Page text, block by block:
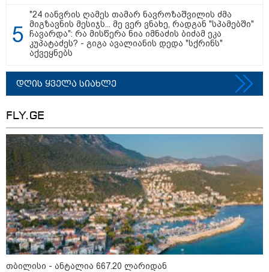
უპილოტო საფრენი აპარატის
ფრაგმენტი გამორიყა
კატეგორიის ყველა სიახლე
მკითხველის რჩევით
"24 იანვრის ღამეს თამარ ნავროზაშვილის ძმა
მიგზავნის მესიჯს... მე ვერ ვნახე, რადგან "სპამებში"
ჩავარდა": რა მისწერა ნია იმნაძის ბიძამ ეკა
კუპატაძეს? - გიგა ავალიანის დედა "სქრინს"
აქვეყნებს
დღის ყველა სიახლე
FLY.GE
თბილისი - ანტალია 667.20 ლარიდან